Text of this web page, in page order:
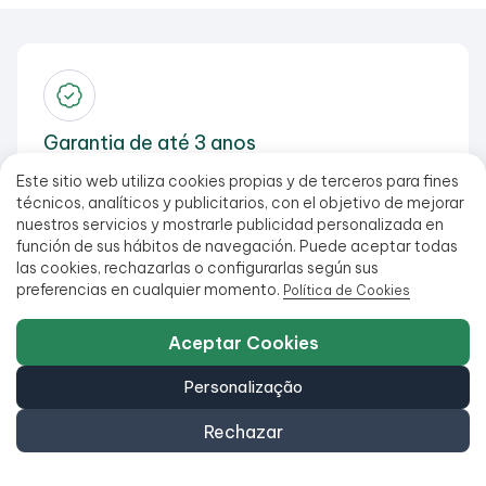
Garantia de até 3 anos
Desfrute de até 3 anos de garantia e um período de
teste de 30 dias.
Sustentabilidade garantida
Ao optar por produtos recondicionados, você reduz o
desperdício tecnológico e economiza recursos.
Este sitio web utiliza cookies propias y de terceros para fines
técnicos, analíticos y publicitarios, con el objetivo de mejorar
nuestros servicios y mostrarle publicidad personalizada en
función de sus hábitos de navegación. Puede aceptar todas
las cookies, rechazarlas o configurarlas según sus
preferencias en cualquier momento. Política de Cookies
Rechazar
Personalização
Aceptar Cookies